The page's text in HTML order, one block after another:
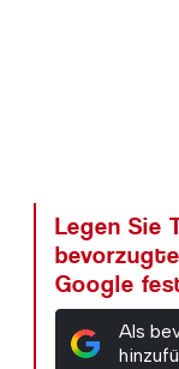
Legen Sie
Google
Als